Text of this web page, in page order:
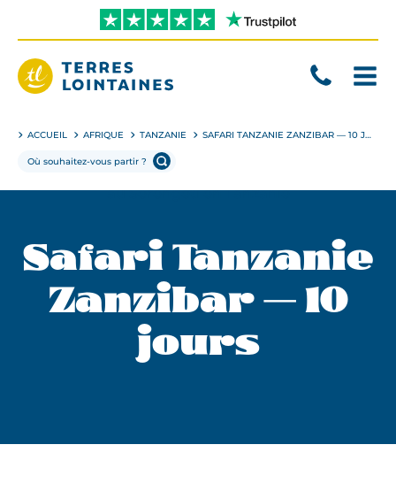
directement
contenu
ACCUEIL AFRIQUE TANZANIE SAFARI TANZANIE ZANZIBAR — 10 JOURS
Safari Tanzanie
Zanzibar — 10
jours